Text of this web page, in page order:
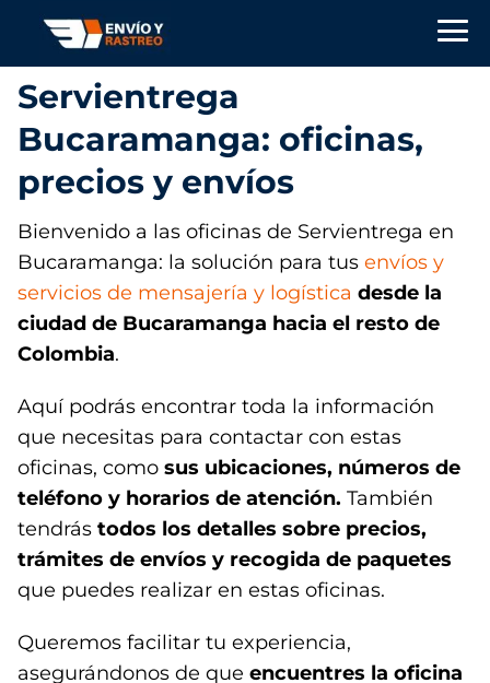
Servientrega
Bucaramanga: oficinas,
precios y envíos
Bienvenido a las oficinas de Servientrega en
Bucaramanga: la solución para tus envíos y
servicios de mensajería y logística desde la
ciudad de Bucaramanga hacia el resto de
Colombia.
Aquí podrás encontrar toda la información
que necesitas para contactar con estas
oficinas, como sus ubicaciones, números de
teléfono y horarios de atención. También
tendrás todos los detalles sobre precios,
trámites de envíos y recogida de paquetes
que puedes realizar en estas oficinas.
Queremos facilitar tu experiencia,
asegurándonos de que encuentres la oficina